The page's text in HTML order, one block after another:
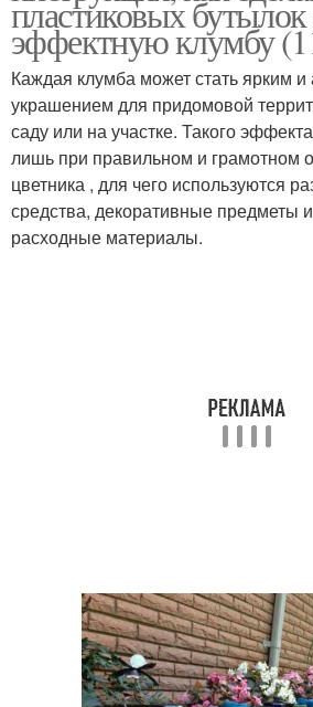
Подвесная клумба
Разнообразные клумбы
Клумбы при помощи
Ленты из бутылок
пластиковых
эффектную клумбу
Каждая клумба может стать ярким
украшением для придомовой
саду или на участке. Такого
лишь при правильном и грамотном
цветника , для чего используются
средства, декоративные предметы
расходные материалы.